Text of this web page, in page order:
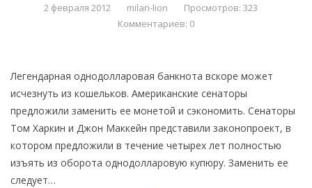
2 февраля 2012 milan-lion
Просмотров: 323
Комментариев: 0
Легендарная однодолларовая банкнота вскоре может
исчезнуть из кошельков. Американские сенаторы
предложили заменить ее монетой и сэкономить. Сенаторы
Том Харкин и Джон Маккейн представили законопроект, в
котором предложили в течение четырех лет полностью
изъять из оборота однодолларовую купюру. Заменить ее
следует…